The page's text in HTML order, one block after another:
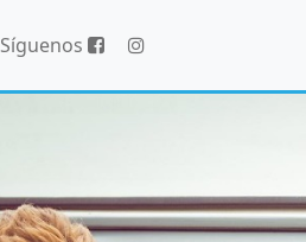
Síguenos